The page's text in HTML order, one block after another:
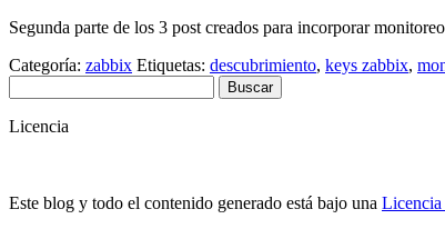
Segunda parte de los 3 post creados para incorporar
Categoría: zabbix Etiquetas: descubrimiento, keys zabbix,
Licencia
Este blog y todo el contenido generado está bajo una